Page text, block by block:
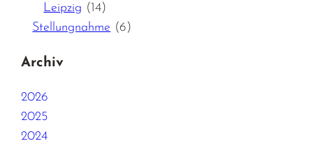
Leipzig (14)
Stellungnahme (6)
Archiv
2026
2025
2024